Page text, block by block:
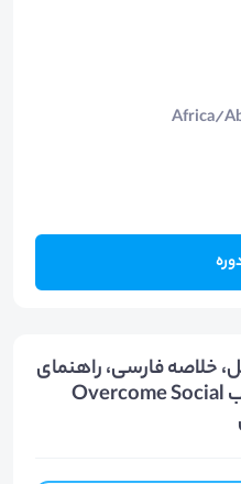
Africa/
خلاصه فارسی، راهنمای
مطالعه و پرسش و پاسخ کتاب Overcome Social